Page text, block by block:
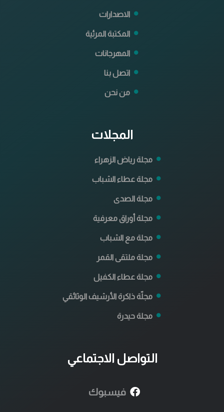
الاصدارات
المكتبة المرئية
المهرجانات
اتصل بنا
من نحن
المجلات
مجلة رياض الزهراء
مجلة عطاء الشباب
مجلة الصدى
مجلة أوراق معرفية
مجلة مع الشباب
مجلة ملتقى القمر
مجلة عطاء الكفيل
مجلّة ذاكرة الأرشيف الوثائقي
مجلة حيدرة
التواصل الاجتماعي
فيسبوك